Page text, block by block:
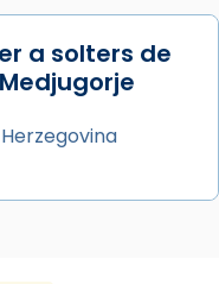
a solters de